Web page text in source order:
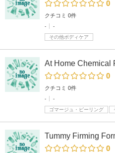
0
クチコミ 0件
-
-
その他ボディケア
At Home Chemical
0
クチコミ 0件
-
-
ゴマージュ・ピーリング
Tummy Firming
0